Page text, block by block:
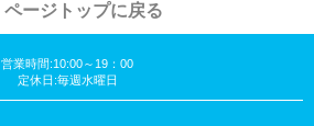
ページトップに戻る
営業時間:10:00～19：00
定休日:毎週水曜日